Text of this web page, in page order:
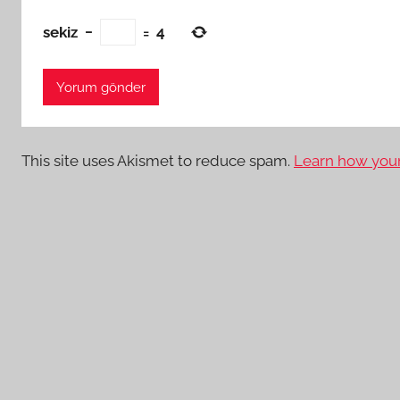
sekiz − = 4
This site uses Akismet to reduce spam. Learn how